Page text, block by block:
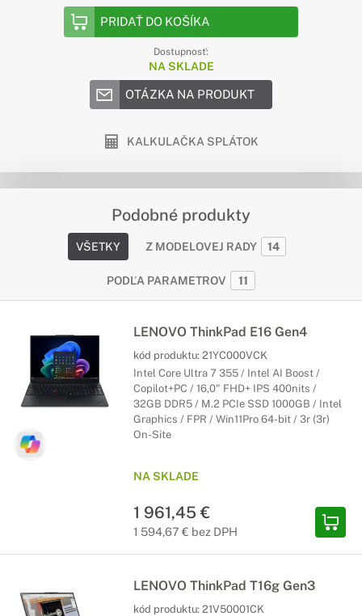
PRIDAŤ DO KOŠÍKA
Dostupnosť:
NA SKLADE
OTÁZKA NA PRODUKT
KALKULAČKA SPLÁTOK
Podobné produkty
VŠETKY Z MODELOVEJ RADY 14
PODĽA PARAMETROV 11
LENOVO ThinkPad E16 Gen4
kód produktu: 21YC000VCK
Intel Core Ultra 7 355 / Intel AI Boost /
Copilot+PC / 16,0" FHD+ IPS 400nits /
32GB DDR5 / M.2 PCIe SSD 1000GB / Intel
Graphics / FPR / Win11Pro 64-bit / 3r (3r)
On-Site
NA SKLADE
1 961,45 €
1 594,67 € bez DPH
LENOVO ThinkPad T16g Gen3
kód produktu: 21V50001CK